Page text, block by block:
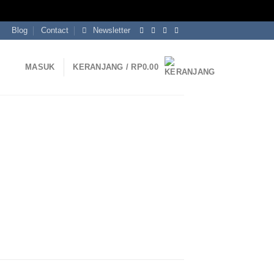
Blog Contact Newsletter
MASUK KERANJANG / RP0.00